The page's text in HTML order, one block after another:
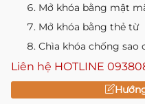
Mở khóa bằng mật
Mở khóa bằng thẻ từ
Chìa khóa chống sao
Liên hệ HOTLINE